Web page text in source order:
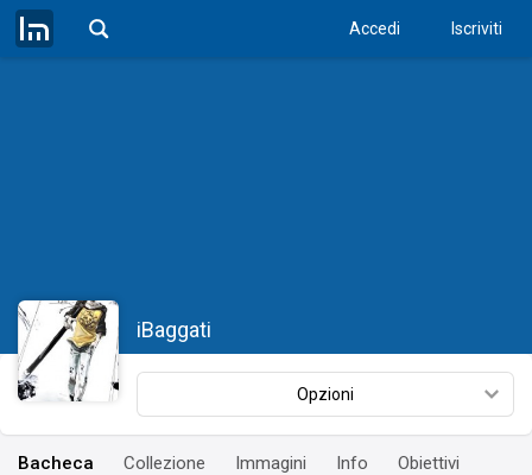
Accedi Iscriviti
iBaggati
Opzioni
Bacheca Collezione Immagini Info Obiettivi